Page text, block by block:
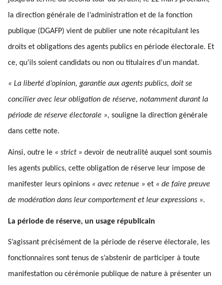
la direction générale de l’administration et de la fonction
publique (DGAFP) vient de publier une note récapitulant les
droits et obligations des agents publics en période électorale. Et
ce, qu’ils soient candidats ou non ou titulaires d’un mandat.
« La liberté d’opinion, garantie aux agents publics, doit se
concilier avec leur obligation de réserve, notamment durant la
période de réserve électorale », souligne la direction générale
dans cette note.
Ainsi, outre le « strict » devoir de neutralité auquel sont soumis
les agents publics, cette obligation de réserve leur impose de
manifester leurs opinions « avec retenue » et « de faire preuve
de modération dans leur comportement et leur expressions ».
La période de réserve, un usage républicain
S’agissant précisément de la période de réserve électorale, les
fonctionnaires sont tenus de s’abstenir de participer à toute
manifestation ou cérémonie publique de nature à présenter un